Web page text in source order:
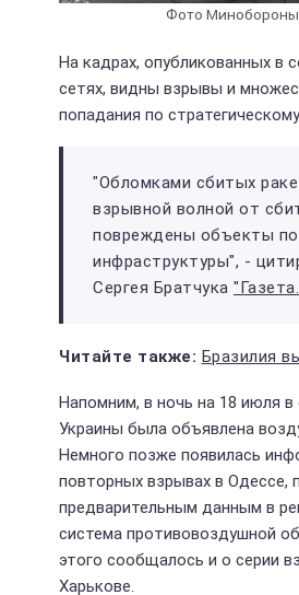
Фото
На кадрах, опубликованных в
сетях, видны взрывы и
попадания по
"Обломками сбитых
взрывной волной от
повреждены объекты
инфраструктуры", -
Сергея Братчука
Бразилия выступила
Напомним, в ночь на 18 июля в
Украины была объявлена
Немного позже появилась
повторных взрывах в Одессе,
предварительным данным в
система противовоздушной
этого сообщалось и о серии
Харькове.